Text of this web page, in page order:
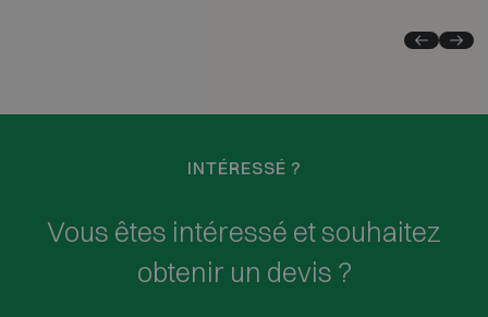
INTÉRESSÉ ?
Vous êtes intéressé et souhaitez
obtenir un devis ?